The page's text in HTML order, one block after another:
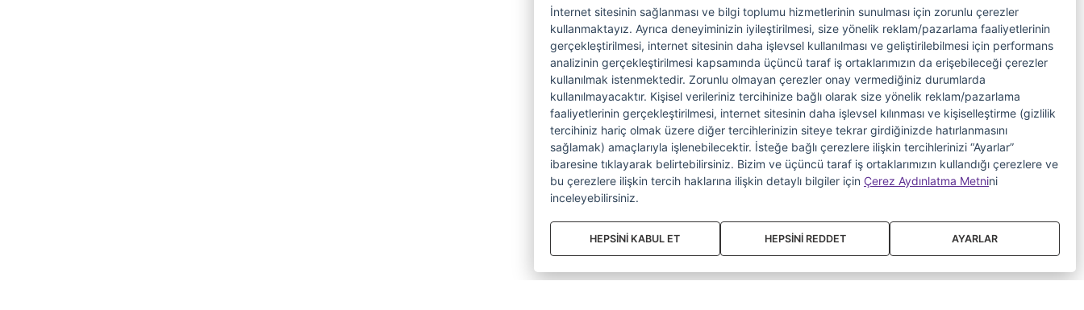
İnternet sitesinin sağlanması ve bilgi toplumu hizmetlerinin sunulması için zorunlu çerezler
kullanmaktayız. Ayrıca deneyiminizin iyileştirilmesi, size yönelik reklam/pazarlama faaliyetlerinin
gerçekleştirilmesi, internet sitesinin daha işlevsel kullanılması ve geliştirilebilmesi için performans
analizinin gerçekleştirilmesi kapsamında üçüncü taraf iş ortaklarımızın da erişebileceği çerezler
kullanılmak istenmektedir. Zorunlu olmayan çerezler onay vermediğiniz durumlarda
kullanılmayacaktır. Kişisel verileriniz tercihinize bağlı olarak size yönelik reklam/pazarlama
faaliyetlerinin gerçekleştirilmesi, internet sitesinin daha işlevsel kılınması ve kişiselleştirme (gizlilik
tercihiniz hariç olmak üzere diğer tercihlerinizin siteye tekrar girdiğinizde hatırlanmasını
sağlamak) amaçlarıyla işlenebilecektir. İsteğe bağlı çerezlere ilişkin tercihlerinizi “Ayarlar”
ibaresine tıklayarak belirtebilirsiniz. Bizim ve üçüncü taraf iş ortaklarımızın kullandığı çerezlere ve
bu çerezlere ilişkin tercih haklarına ilişkin detaylı bilgiler için Çerez Aydınlatma Metnini
inceleyebilirsiniz.
HEPSİNİ KABUL ET HEPSİNİ REDDET AYARLAR